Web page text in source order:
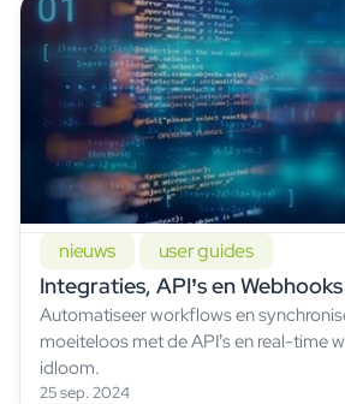
nieuws user guides
Integraties, API’s en Webhooks
Automatiseer workflows en
moeiteloos met de API’s en real-time
idloom.
25 sep. 2024